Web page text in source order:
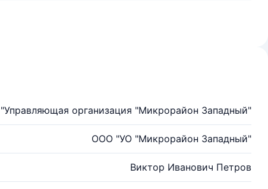
организация "Микрорайон Западный"
ООО "УО "Микрорайон Западный"
Виктор Иванович Петров